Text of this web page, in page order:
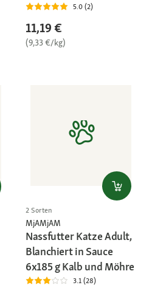
5.0 (2)
11,19 €
(9,33 €/kg)
2 Sorten
MjAMjAM
Nassfutter Katze Adult,
Blanchiert in Sauce
6x185 g Kalb und Möhre
3.1 (28)